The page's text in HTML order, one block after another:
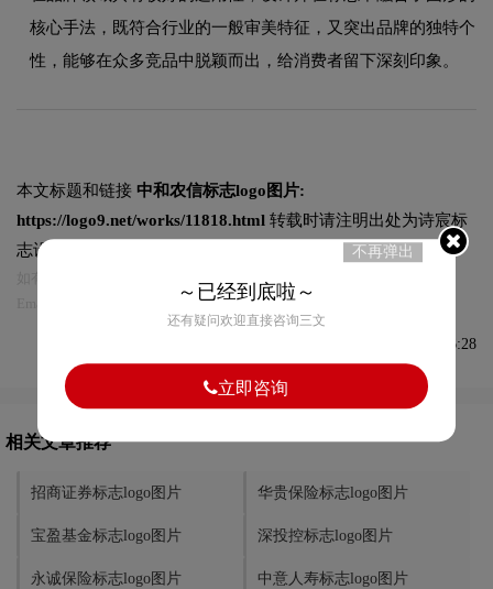
核心手法，既符合行业的一般审美特征，又突出品牌的独特个
性，能够在众多竞品中脱颖而出，给消费者留下深刻印象。
本文标题和链接 中和农信标志logo图片:
https://logo9.net/works/11818.html 转载时请注明出处为诗宸标
志设计及本链接!
如有内容侵犯您的合法权益，请及时与我们联系
Email:75696531@qq.com，我们将第一时间安排删除。
发布于2023-11-10 09:46:28
相关文章推荐
招商证券标志logo图片 华贵保险标志logo图片
宝盈基金标志logo图片 深投控标志logo图片
永诚保险标志logo图片 中意人寿标志logo图片
不再弹出
～已经到底啦～
还有疑问欢迎直接咨询三文
立即咨询